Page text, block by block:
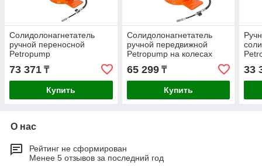
Солидолонагнетатель
ручной переносной
Petropump
профессиональный 16кг
PP210009
73 371 ₸
Купить
Солидолонагнетатель
ручной передвижной
Petropump на колесах
профессиональный 16кг
PP210010
65 299₸
Купить
33
О нас
Рейтинг не сформирован
Менее 5 отзывов за последний год